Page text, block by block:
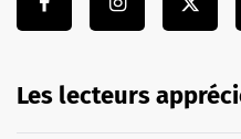
Les lecteurs